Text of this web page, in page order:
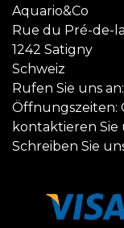
Aquario&Co
Rue du Pré-de-
1242 Satigny
Schweiz
Rufen Sie uns an:
Öffnungszeiten:
kontaktieren Sie
Schreiben Sie